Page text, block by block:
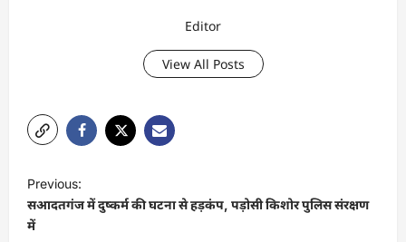
Editor
View All Posts
P
o
s
Previous:
सआदतगंज में दुष्कर्म की घटना से हड़कंप, पड़ोसी किशोर पुलिस संरक्षण
में